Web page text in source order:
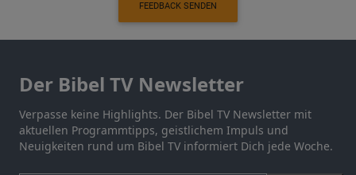
FEEDBACK SENDEN
Der Bibel TV Newsletter
Verpasse keine Highlights. Der Bibel TV Newsletter mit
aktuellen Programmtipps, geistlichem Impuls und
Neuigkeiten rund um Bibel TV informiert Dich jede Woche.